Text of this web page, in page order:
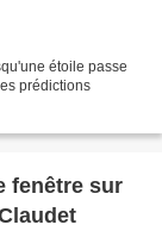
étoile passe
prédictions
fenêtre sur